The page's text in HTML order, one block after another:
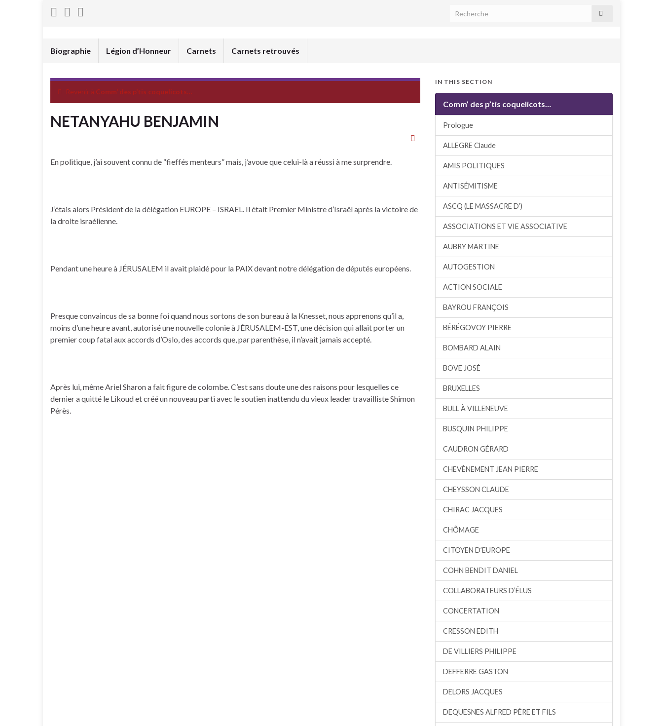
Biographie Légion d’Honneur Carnets Carnets retrouvés
Revenir à Comm’ des p’tis coquelicots…
NETANYAHU BENJAMIN
En politique, j’ai souvent connu de “fieffés menteurs” mais, j’avoue que celui-là a réussi à me surprendre.
J’étais alors Président de la délégation EUROPE – ISRAEL. Il était Premier Ministre d’Israël après la victoire de
la droite israélienne.
Pendant une heure à JÉRUSALEM il avait plaidé pour la PAIX devant notre délégation de députés européens.
Presque convaincus de sa bonne foi quand nous sortons de son bureau à la Knesset, nous apprenons qu’il a,
moins d’une heure avant, autorisé une nouvelle colonie à JÉRUSALEM-EST, une décision qui allait porter un
premier coup fatal aux accords d’Oslo, des accords que, par parenthèse, il n’avait jamais accepté.
Après lui, même Ariel Sharon a fait figure de colombe. C’est sans doute une des raisons pour lesquelles ce
dernier a quitté le Likoud et créé un nouveau parti avec le soutien inattendu du vieux leader travailliste Shimon
Pérès.
IN THIS SECTION
Comm’ des p’tis coquelicots…
Prologue
ALLEGRE Claude
AMIS POLITIQUES
ANTISÉMITISME
ASCQ (LE MASSACRE D’)
ASSOCIATIONS ET VIE ASSOCIATIVE
AUBRY MARTINE
AUTOGESTION
ACTION SOCIALE
BAYROU FRANÇOIS
BÉRÉGOVOY PIERRE
BOMBARD ALAIN
BOVE JOSÉ
BRUXELLES
BULL À VILLENEUVE
BUSQUIN PHILIPPE
CAUDRON GÉRARD
CHEVÈNEMENT JEAN PIERRE
CHEYSSON CLAUDE
CHIRAC JACQUES
CHÔMAGE
CITOYEN D’EUROPE
COHN BENDIT DANIEL
COLLABORATEURS D’ÉLUS
CONCERTATION
CRESSON EDITH
DE VILLIERS PHILIPPE
DEFFERRE GASTON
DELORS JACQUES
DEQUESNES ALFRED PÈRE ET FILS